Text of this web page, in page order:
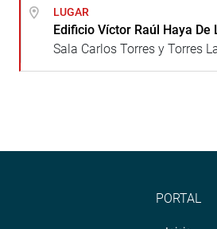
LUGAR
Edificio Víctor Raúl Haya De
Sala Carlos Torres y Torres
PORTAL